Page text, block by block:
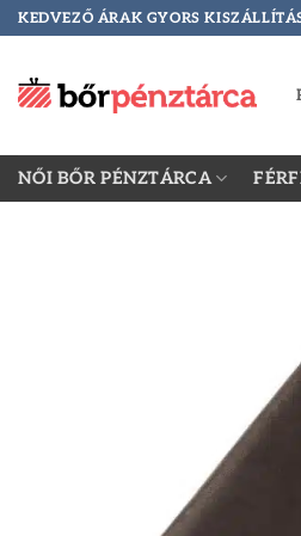
Skip
to
content
KEDVEZŐ ÁRAK GYORS
NŐI BŐR PÉNZTÁRCA